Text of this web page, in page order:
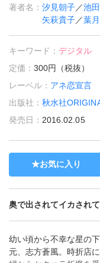
著者名：汐見朝子／池
矢萩貴子／葉
キーワード：デジタル
定価：300円（税抜）
レーベル： アネ恋宣言
出版社：秋水社
発売日： 2016.02.05
お気に入り
奥で出されてイカされ
幼い頃から不幸な星の
元、志方蒼風。時折店